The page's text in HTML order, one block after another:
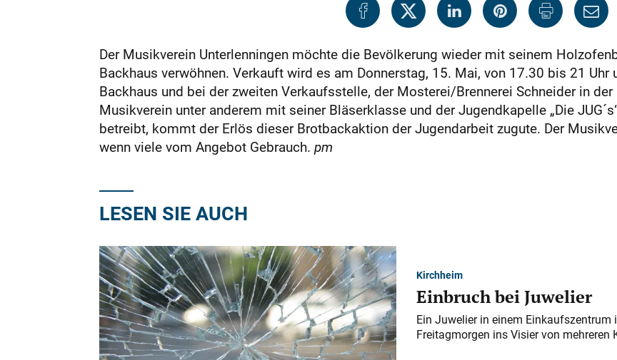
Der Musikverein Unterlenningen möchte die Bevölkerung wieder mit seinem
Backhaus verwöhnen. Verkauft wird es am Donnerstag, 15. Mai, von 17.30 bis 21
Backhaus und bei der zweiten Verkaufsstelle, der Mosterei/Brennerei Schneider in
Musikverein unter anderem mit seiner Bläserklasse und der Jugendkapelle „Die
betreibt, kommt der Erlös dieser Brotbackaktion der Jugendarbeit zugute. Der
wenn viele vom Angebot Gebrauch. pm
LESEN SIE AUCH
Kirchheim
Einbruch bei Juwelier
Ein Juwelier in einem
Freitagmorgen ins Visier von mehreren